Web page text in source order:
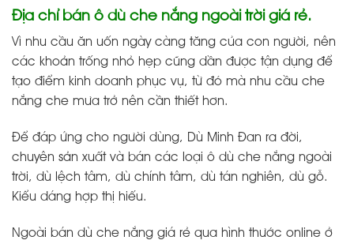
Địa chỉ bán ô dù che nắng ngoài trời giá rẻ.
Vì nhu cầu ăn uốn ngày càng tăng của con người, nên
các khoản trống nhỏ hẹp cũng dần được tận dụng để
tạo điểm kinh doanh phục vụ, từ đó mà nhu cầu che
nắng che mưa trở nên cần thiết hơn.
Để đáp ứng cho người dùng, Dù Minh Đan ra đời,
chuyên sản xuất và bán các loại ô dù che nắng ngoài
trời, dù lệch tâm, dù chính tâm, dù tán nghiên, dù gỗ.
Kiểu dáng hợp thị hiếu.
Ngoài bán dù che nắng giá rẻ qua hình thước online ở